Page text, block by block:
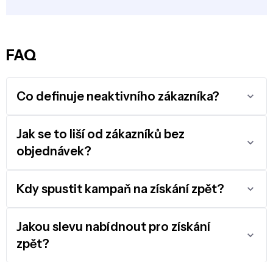
FAQ
Co definuje neaktivního zákazníka?
Jak se to liší od zákazníků bez
objednávek?
Kdy spustit kampaň na získání zpět?
Jakou slevu nabídnout pro získání
zpět?